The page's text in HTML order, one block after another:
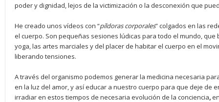
poder y dignidad, lejos de la victimización o la desconexión que
He creado unos vídeos con “píldoras corporales” colgados en las
el cuerpo. Son pequeñas sesiones lúdicas para todo el mundo,
yoga, las artes marciales y del placer de habitar el cuerpo en el
liberando tensiones.
A través del organismo podemos generar la medicina necesaria
en la luz del amor, y así educar a nuestro cuerpo para que deje de
irradiar en estos tiempos de necesaria evolución de la conciencia,